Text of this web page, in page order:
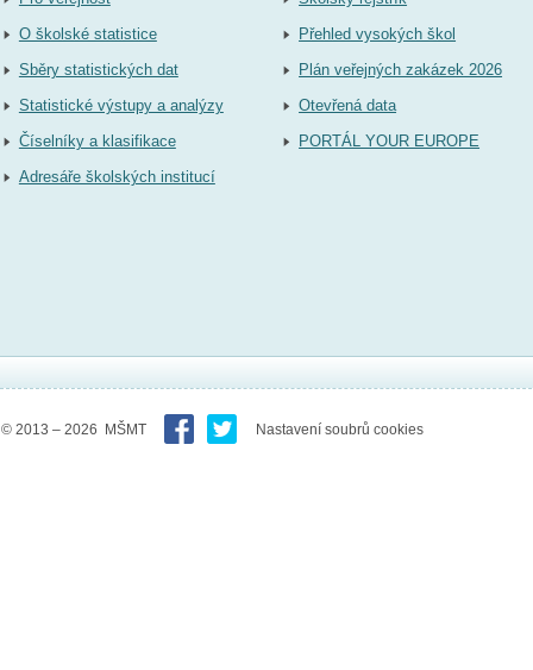
O školské statistice
Sběry statistických dat
Statistické výstupy a analýzy
Číselníky a klasifikace
Adresáře školských institucí
Přehled vysokých škol
Plán veřejných zakázek 2026
Otevřená data
PORTÁL YOUR EUROPE
© 2013 – 2026 MŠMT Nastavení soubrů cookies